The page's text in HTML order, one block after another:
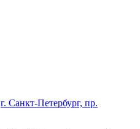
г. Санкт-Петербург, пр.